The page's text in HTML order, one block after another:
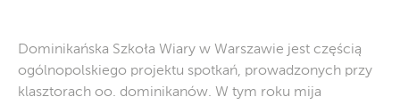
Dominikańska Szkoła Wiary w Warszawie jest częścią
ogólnopolskiego projektu spotkań, prowadzonych przy
klasztorach oo. dominikanów. W tym roku mija